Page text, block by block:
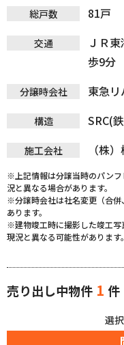
総戸数 81戸
交通
ＪＲ
歩9分
分譲時会社 東急リ
構造 SRC(
施工会社 （株
※上記情報は分譲当時のパン
況と異なる場合があります。
※分譲時会社は社名変更（合併
あります。
※建物竣工時に撮影した竣工写
現況と異なる可能性があります。
売り出し中物件 1 件
選